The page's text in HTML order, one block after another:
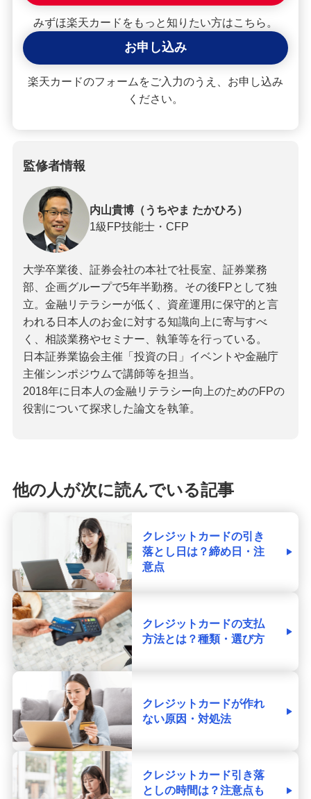
みずほ楽天カードをもっと知りたい方はこちら。
お申し込み
楽天カードのフォームをご入力のうえ、お申し込み
ください。
監修者情報
内山貴博（うちやま たかひろ）
1級FP技能士・CFP
大学卒業後、証券会社の本社で社長室、証券業務
部、企画グループで5年半勤務。その後FPとして独
立。金融リテラシーが低く、資産運用に保守的と言
われる日本人のお金に対する知識向上に寄与すべ
く、相談業務やセミナー、執筆等を行っている。
日本証券業協会主催「投資の日」イベントや金融庁
主催シンポジウムで講師等を担当。
2018年に日本人の金融リテラシー向上のためのFPの
役割について探求した論文を執筆。
他の人が次に読んでいる記事
クレジットカードの引き
落とし日は？締め日・注
意点
クレジットカードの支払
方法とは？種類・選び方
クレジットカードが作れ
ない原因・対処法
クレジットカード引き落
としの時間は？注意点も